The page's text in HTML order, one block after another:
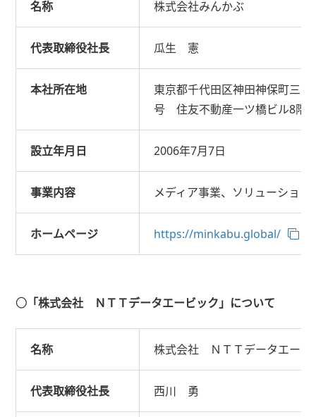
名称 株式会社みんかぶ
代表取締役社長 瓜生 憲
本社所在地
東京都千代田区神田神保町三丁
号 住友不動産一ツ橋ビル8階
設立年月日 2006年7月7日
事業内容 メディア事業、ソリューション
ホームページ https://minkabu.global/
○「株式会社 ＮＴＴデータエービック」について
名称 株式会社 ＮＴＴデータエービ
代表取締役社長 西川 勇